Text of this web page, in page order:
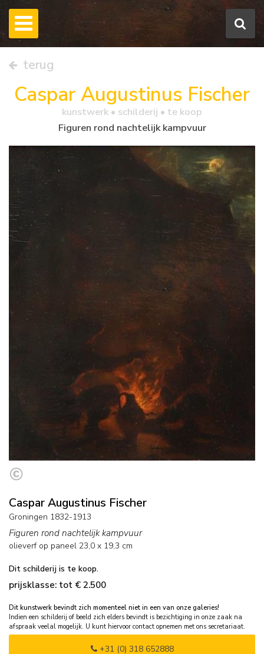
terug
Caspar Augustinus Fischer
kunstwerk • schilderij • te koop
Figuren rond nachtelijk kampvuur
Caspar Augustinus Fischer
Groningen 1832-1913
Figuren rond nachtelijk kampvuur
olieverf op paneel 23,0 x 19,3 cm
Dit schilderij is te koop.
prijsklasse: tot € 2.500
Dit kunstwerk bevindt zich momenteel niet in een van onze galeries!
Indien een schilderij of beeld zich elders bevindt is bezichtiging in onze zaak na
afspraak veelal mogelijk. U kunt hiervoor contact opnemen met ons secretariaat.
+31 (0) 318 652888